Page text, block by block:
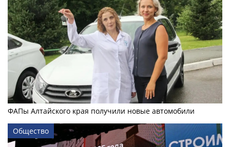
ФАПы Алтайского края получили новые автомобили
Общество